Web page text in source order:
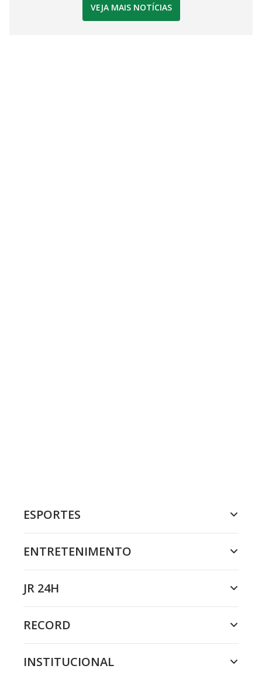
VEJA MAIS NOTÍCIAS
ESPORTES
ENTRETENIMENTO
JR 24H
RECORD
INSTITUCIONAL